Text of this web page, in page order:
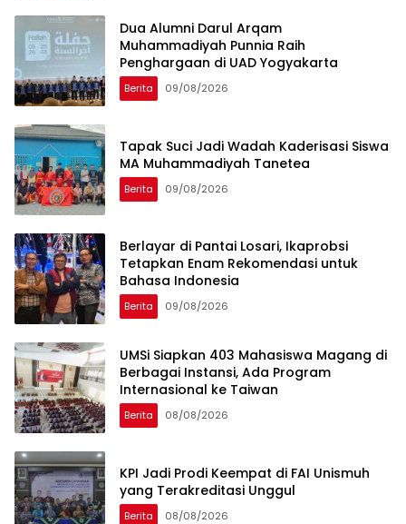
Dua Alumni Darul Arqam
Muhammadiyah Punnia Raih
Penghargaan di UAD Yogyakarta
Berita 09/08/2026
Tapak Suci Jadi Wadah Kaderisasi Siswa
MA Muhammadiyah Tanetea
Berita 09/08/2026
Berlayar di Pantai Losari, Ikaprobsi
Tetapkan Enam Rekomendasi untuk
Bahasa Indonesia
Berita 09/08/2026
UMSi Siapkan 403 Mahasiswa Magang di
Berbagai Instansi, Ada Program
Internasional ke Taiwan
Berita 08/08/2026
KPI Jadi Prodi Keempat di FAI Unismuh
yang Terakreditasi Unggul
Berita 08/08/2026